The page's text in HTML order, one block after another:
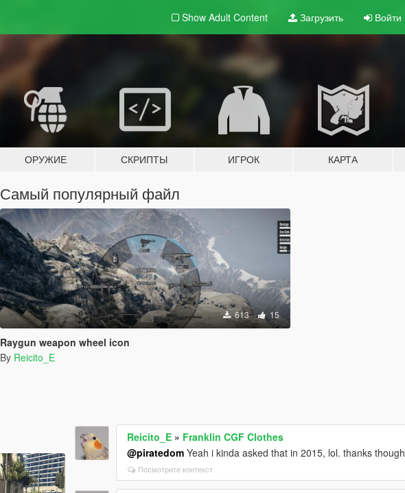
Show Adult Content Загрузить Войти
ОРУЖИЕ СКРИПТЫ ИГРОК КАРТА
Самый популярный файл
613 15
Raygun weapon wheel icon
By Reicito_E
Reicito_E » Franklin CGF Clothes
@piratedom Yeah i kinda asked that in 2015, lol. thanks though
Посмотрите контекст